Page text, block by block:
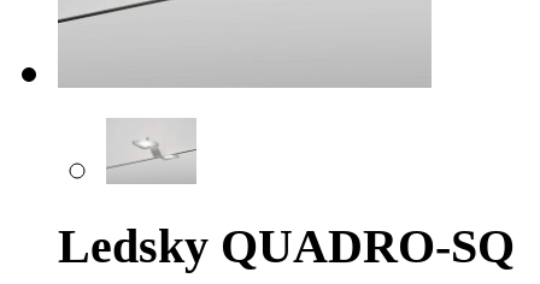
Ledsky QUADRO-SQ